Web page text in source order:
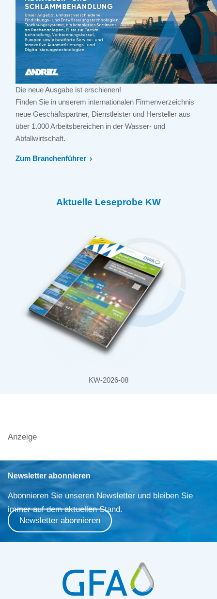
Die neue Ausgabe ist erschienen!
Finden Sie in unserem internationalen Firmenverzeichnis
neue Geschäftspartner, Dienstleister und Hersteller aus
über 1.000 Arbeitsbereichen in der Wasser- und
Abfallwirtschaft.
Zum Branchenführer
Aktuelle Leseprobe KW
KW-2026-08
Anzeige
Newsletter abonnieren
Abonnieren Sie unseren Newsletter und bleiben Sie
immer auf dem aktuellen Stand.
Newsletter abonnieren